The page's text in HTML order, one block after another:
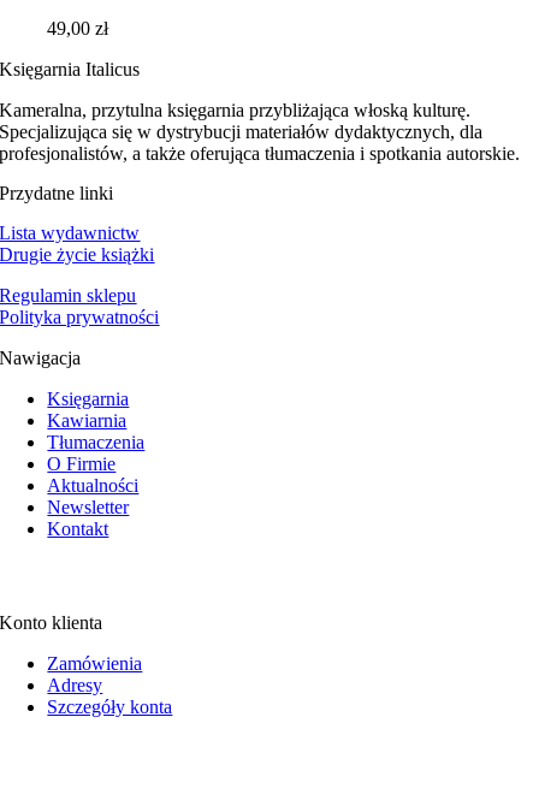
49,00zł
Księgarnia Italicus
Kameralna, przytulna księgarnia przybliżająca włoską kulturę.
Specjalizująca się w dystrybucji materiałów dydaktycznych, dla
profesjonalistów, a także oferująca tłumaczenia i spotkania autorskie.
Przydatne linki
Lista wydawnictw
Drugie życie książki
Regulamin sklepu
Polityka prywatności
Nawigacja
Księgarnia
Kawiarnia
Tłumaczenia
O Firmie
Aktualności
Newsletter
Kontakt
Konto klienta
Zamówienia
Adresy
Szczegóły konta